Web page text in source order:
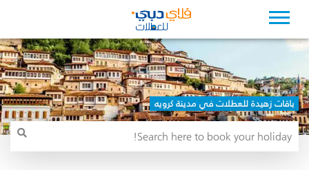
باقات زهيدة للعطلات في مدينة كرويه